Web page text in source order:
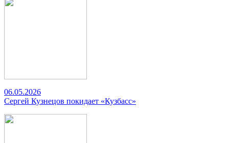
06.05.2026
Сергей Кузнецов покидает «Кузбасс»